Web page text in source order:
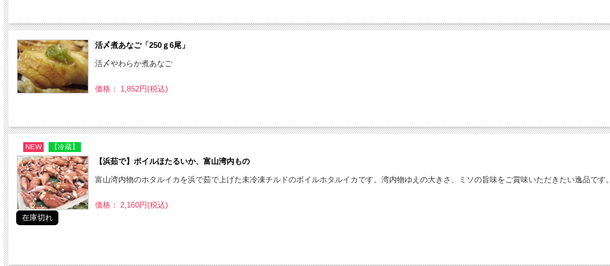
活〆煮あなご「250ｇ6尾」
活〆やわらか煮あなご
価格： 1,852円(税込)
NEW 【冷蔵】
【浜茹で】ボイルほたるいか、富山湾内もの
富山湾内物のホタルイカを浜で茹で上げた未冷凍チルドのボイルホタルイカです。湾内物ゆえの大きさ、ミソの旨味をご賞味いただきたい逸品です。
価格： 2,160円(税込)
在庫切れ